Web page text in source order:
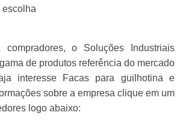
escolha
compradores, o Soluções Industriais
de produtos referência do mercado
interesse Facas para guilhotina e
sobre a empresa clique em um
logo abaixo: